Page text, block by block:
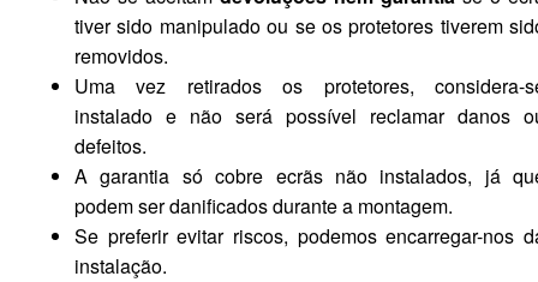
tiver sido manipulado ou se os protetores tiverem
removidos.
Uma vez retirados os protetores, considera-
instalado e não será possível reclamar danos
defeitos.
A garantia só cobre ecrãs não instalados, já
podem ser danificados durante a montagem.
Se preferir evitar riscos, podemos encarregar-nos
instalação.